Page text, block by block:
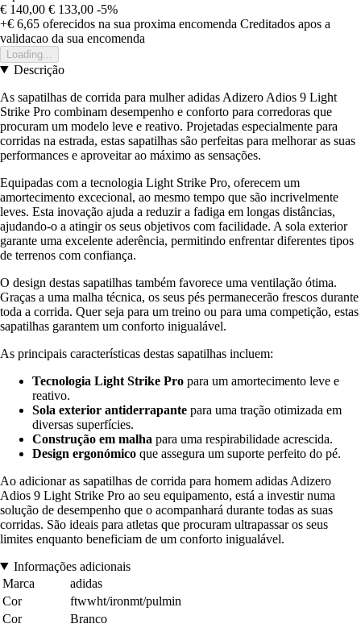
€ 140,00 € 133,00 -5%
+€ 6,65 oferecidos na sua proxima encomenda Creditados apos a
validacao da sua encomenda
Loading...
Descrição
As sapatilhas de corrida para mulher adidas Adizero Adios 9 Light
Strike Pro combinam desempenho e conforto para corredoras que
procuram um modelo leve e reativo. Projetadas especialmente para
corridas na estrada, estas sapatilhas são perfeitas para melhorar as suas
performances e aproveitar ao máximo as sensações.
Equipadas com a tecnologia Light Strike Pro, oferecem um
amortecimento excecional, ao mesmo tempo que são incrivelmente
leves. Esta inovação ajuda a reduzir a fadiga em longas distâncias,
ajudando-o a atingir os seus objetivos com facilidade. A sola exterior
garante uma excelente aderência, permitindo enfrentar diferentes tipos
de terrenos com confiança.
O design destas sapatilhas também favorece uma ventilação ótima.
Graças a uma malha técnica, os seus pés permanecerão frescos durante
toda a corrida. Quer seja para um treino ou para uma competição, estas
sapatilhas garantem um conforto inigualável.
As principais características destas sapatilhas incluem:
Tecnologia Light Strike Pro para um amortecimento leve e
reativo.
Sola exterior antiderrapante para uma tração otimizada em
diversas superfícies.
Construção em malha para uma respirabilidade acrescida.
Design ergonómico que assegura um suporte perfeito do pé.
Ao adicionar as sapatilhas de corrida para homem adidas Adizero
Adios 9 Light Strike Pro ao seu equipamento, está a investir numa
solução de desempenho que o acompanhará durante todas as suas
corridas. São ideais para atletas que procuram ultrapassar os seus
limites enquanto beneficiam de um conforto inigualável.
Informações adicionais
Marca
adidas
Cor
ftwwht/ironmt/pulmin
Cor
Branco